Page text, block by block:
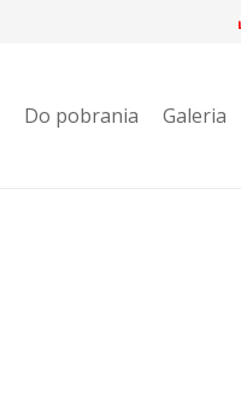
Do pobrania Galeria